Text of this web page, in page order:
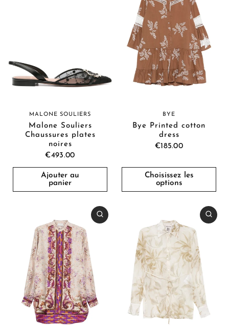
MALONE SOULIERS
Malone Souliers
Chaussures plates
noires
€493.00
Ajouter au
panier
BYE
Bye Printed cotton
dress
€185.00
Choisissez les
options